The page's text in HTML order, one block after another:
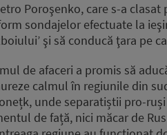
Poroşenko, care s-a
sondajelor efectuate la
şi să conducă ţara pe
de afaceri a promis să
calmul în regiunile din
unde separatiștii pro-
de față, nici măcar de